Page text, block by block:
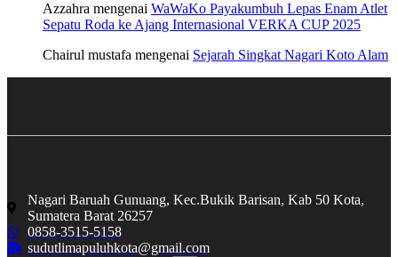
Azzahra mengenai WaWaKo Payakumbuh Lepas Enam Atlet
Sepatu Roda ke Ajang Internasional VERKA CUP 2025
Chairul mustafa mengenai Sejarah Singkat Nagari Koto Alam
Nagari Baruah Gunuang, Kec.Bukik Barisan, Kab 50 Kota,
Sumatera Barat 26257
0858-3515-5158
sudutlimapuluhkota@gmail.com